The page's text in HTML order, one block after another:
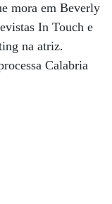
mora em Beverly
In Touch e
na atriz.
Calabria